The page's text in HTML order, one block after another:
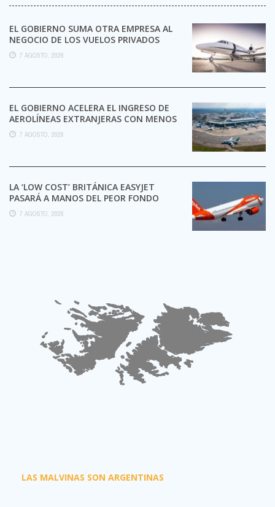
EL GOBIERNO SUMA OTRA EMPRESA AL
NEGOCIO DE LOS VUELOS PRIVADOS
7 AGOSTO, 2026
EL GOBIERNO ACELERA EL INGRESO DE
AEROLÍNEAS EXTRANJERAS CON MENOS
TRÁMITES
7 AGOSTO, 2026
LA ‘LOW COST’ BRITÁNICA EASYJET
PASARÁ A MANOS DEL PEOR FONDO
POSIBLE:
7 AGOSTO, 2026
LAS MALVINAS SON ARGENTINAS